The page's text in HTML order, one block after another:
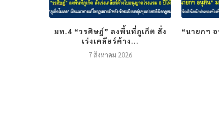
มท.4 “วรศิษฎ์” ลงพื้นที่ภูเก็ต สั่ง
เร่งเคลียร์ค้าง...
7 สิงหาคม 2026
“นายกฯ